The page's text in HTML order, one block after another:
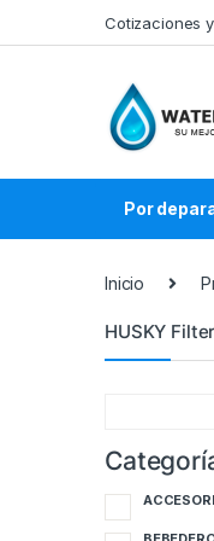
Cotizaciones
Por
Inicio
HUSKY Filter